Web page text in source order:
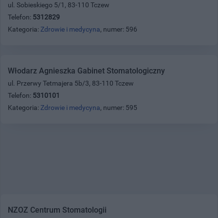
ul. Sobieskiego 5/1, 83-110 Tczew
Telefon: 5312829
Kategoria: Zdrowie i medycyna, numer: 596
Włodarz Agnieszka Gabinet Stomatologiczny
ul. Przerwy Tetmajera 5b/3, 83-110 Tczew
Telefon: 5310101
Kategoria: Zdrowie i medycyna, numer: 595
NZOZ Centrum Stomatologii